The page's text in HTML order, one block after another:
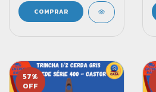
57%
OFF